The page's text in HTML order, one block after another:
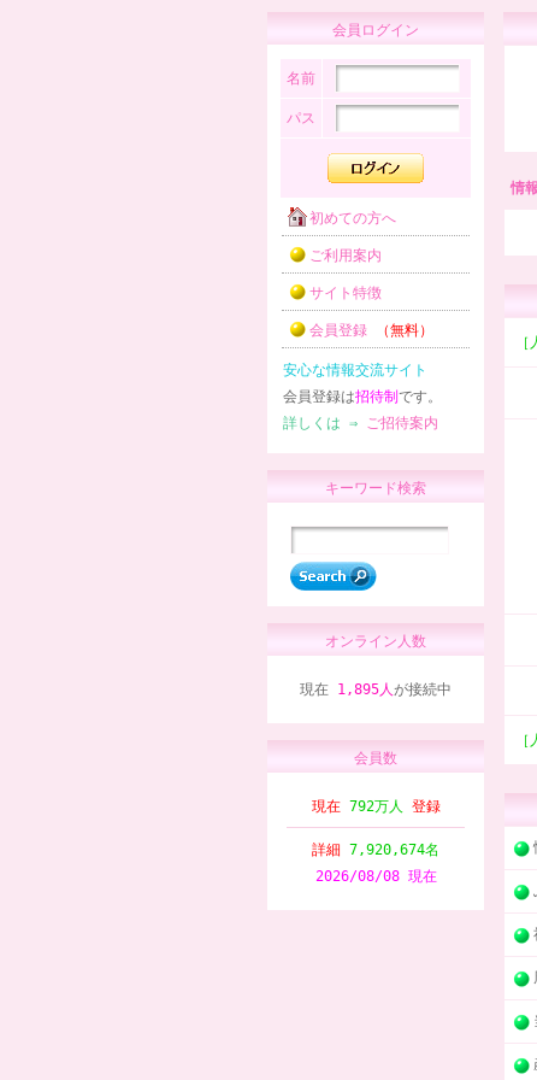
会員ログイン
名前
パス
初めての方へ
ご利用案内
サイト特徴
会員登録 （無料）
安心な情報交流サイト
会員登録は招待制 です。
詳しくは ⇒ ご招待案内
キーワード検索
オンライン人数
現在 1,895人が接続中
会員数
現在 792万人 登録
詳細 7,920,674名
2026/08/08 現在
情